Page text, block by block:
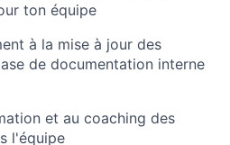
ton équipe
à la mise à jour des
de documentation interne
et au coaching des
l'équipe